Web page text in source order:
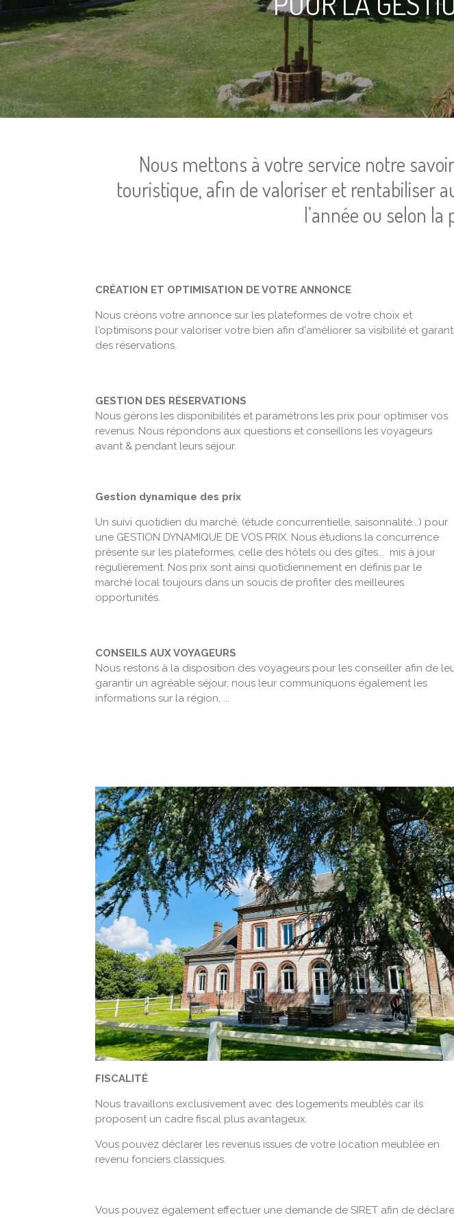
Nous mettons à votre service notre
touristique, afin de valoriser et rentabiliser
l’année ou selon
CRÉATION ET OPTIMISATION DE VOTRE ANNONCE
Nous créons votre annonce sur les plateformes de votre choix et
l'optimisons pour valoriser votre bien afin d'améliorer sa visibilité et
des réservations.
GESTION DES RÉSERVATIONS
Nous gérons les disponibilités et paramétrons les prix pour optimiser vos
revenus. Nous répondons aux questions et conseillons les voyageurs
avant & pendant leurs séjour.
Gestion dynamique des prix
Un suivi quotidien du marché, (étude concurrentielle, saisonnalité...) pour
une GESTION DYNAMIQUE DE VOS PRIX. Nous étudions la concurrence
présente sur les plateformes, celle des hôtels ou des gîtes... mis à jour
régulièrement. Nos prix sont ainsi quotidiennement en définis par le
marché local toujours dans un soucis de profiter des meilleures
opportunités.
CONSEILS AUX VOYAGEURS
Nous restons à la disposition des voyageurs pour les conseiller afin de
garantir un agréable séjour, nous leur communiquons également les
informations sur la région, ...
FISCALITÉ
Nous travaillons exclusivement avec des logements meublés car ils
proposent un cadre fiscal plus avantageux.
Vous pouvez déclarer les revenus issues de votre location meublée en
revenu fonciers classiques.
Vous pouvez également effectuer une demande de SIRET afin de